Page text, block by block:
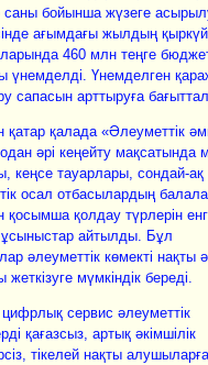
саны бойынша жүзеге
ағымдағы жылдың
460 млн теңге
үнемделді. Үнемделген
сапасын арттыруға
қалада «Әлеуметтік
әрі кеңейту мақсатында
кеңсе тауарлары, сондай-ақ
осал отбасылардың
қосымша қолдау түрлерін
ұсыныстар айтылды. Бұл
әлеуметтік көмекті нақты
жеткізуге мүмкіндік береді.
сервис әлеуметтік
қағазсыз, артық әкімшілік
тікелей нақты